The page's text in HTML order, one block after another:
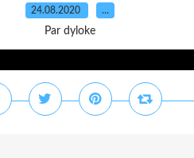
24.08.2020 …
Par dyloke